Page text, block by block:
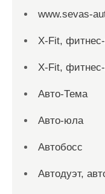
www.sevas-
X-Fit,
X-Fit,
Авто-Тема
Авто-юла
Автобосс
Автодуэт,